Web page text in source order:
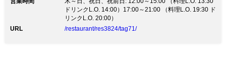
ドリンクL.O. 14:00）17:00～21:00 （料理L.O. 19:30 ド
リンクL.O. 20:00）
URL
/restaurant/res3824/tag71/